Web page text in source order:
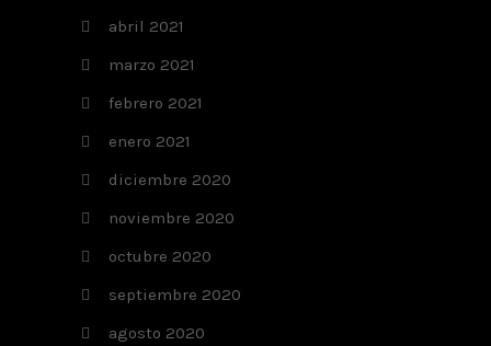
abril 2021
marzo 2021
febrero 2021
enero 2021
diciembre 2020
noviembre 2020
octubre 2020
septiembre 2020
agosto 2020